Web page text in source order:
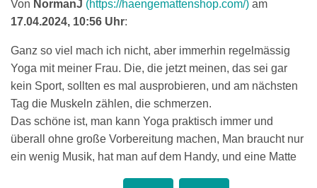
Von NormanJ (https://haengemattenshop.com/) am
17.04.2024, 10:56 Uhr:
Ganz so viel mach ich nicht, aber immerhin regelmässig
Yoga mit meiner Frau. Die, die jetzt meinen, das sei gar
kein Sport, sollten es mal ausprobieren, und am nächsten
Tag die Muskeln zählen, die schmerzen.
Das schöne ist, man kann Yoga praktisch immer und
überall ohne große Vorbereitung machen, Man braucht nur
ein wenig Musik, hat man auf dem Handy, und eine Matte